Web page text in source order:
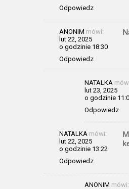
Odpowiedz
ANONIM mówi:
lut 22, 2025
o godzinie 18:30
Odpowiedz
NATALKA
lut 23, 2025
o godzinie
Odpowiedz
NATALKA mówi:
lut 22, 2025
o godzinie 13:22
Odpowiedz
ANONIM mówi: